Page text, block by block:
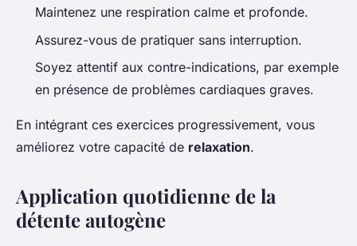
Maintenez une respiration calme et profonde.
Assurez-vous de pratiquer sans interruption.
Soyez attentif aux contre-indications, par exemple
en présence de problèmes cardiaques graves.
En intégrant ces exercices progressivement, vous
améliorez votre capacité de relaxation.
Application quotidienne de la
détente autogène